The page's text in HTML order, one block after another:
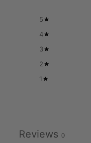
5
4
3
2
1
Reviews 0